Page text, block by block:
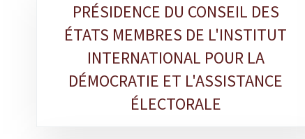
rubriques
PRÉSIDENCE DU CONSEIL DES
ÉTATS MEMBRES DE L'INSTITUT
INTERNATIONAL POUR LA
DÉMOCRATIE ET L'ASSISTANCE
ÉLECTORALE